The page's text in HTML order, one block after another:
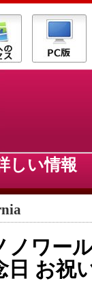
しい情
ワー
日 お